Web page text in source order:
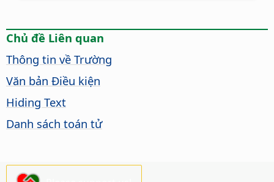
Chủ đề Liên quan
Thông tin về Trường
Văn bản Điều kiện
Hiding Text
Danh sách toán tử